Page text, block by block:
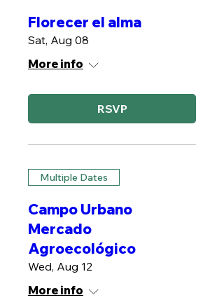
Florecer el alma
Sat, Aug 08
More info
RSVP
Multiple Dates
Campo Urbano
Mercado
Agroecológico
Wed, Aug 12
More info